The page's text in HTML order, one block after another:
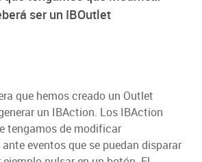
ser un IBOutlet
que hemos creado un Outlet
un IBAction. Los IBAction
tengamos de modificar
eventos que se puedan disparar